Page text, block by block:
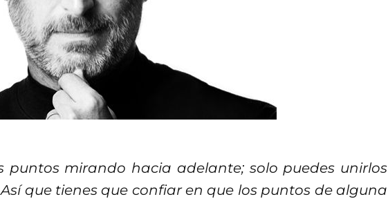
puntos mirando hacia adelante; solo puedes unirlos
que tienes que confiar en que los puntos de alguna